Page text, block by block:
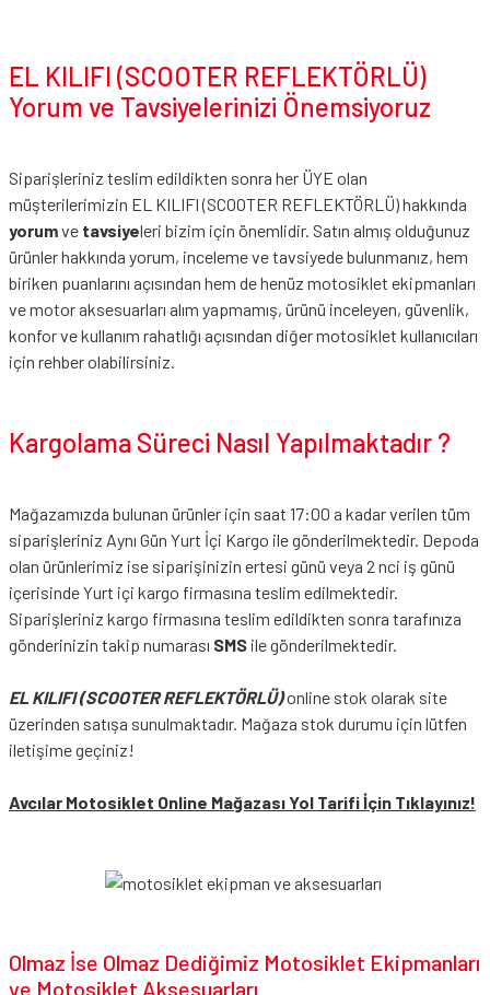
EL KILIFI (SCOOTER REFLEKTÖRLÜ)
Yorum ve Tavsiyelerinizi Önemsiyoruz
Siparişleriniz teslim edildikten sonra her ÜYE olan
müşterilerimizin EL KILIFI (SCOOTER REFLEKTÖRLÜ) hakkında
yorumve tavsiyeleri bizim için önemlidir. Satın almış olduğunuz
ürünler hakkında yorum, inceleme ve tavsiyede bulunmanız, hem
biriken puanlarını açısından hem de henüz motosiklet ekipmanları
ve motor aksesuarları alım yapmamış, ürünü inceleyen, güvenlik,
konfor ve kullanım rahatlığı açısından diğer motosiklet kullanıcıları
için rehber olabilirsiniz.
Kargolama Süreci Nasıl Yapılmaktadır ?
Mağazamızda bulunan ürünler için saat 17:00 a kadar verilen tüm
siparişleriniz Aynı Gün Yurt İçi Kargo ile gönderilmektedir. Depoda
olan ürünlerimiz ise siparişinizin ertesi günü veya 2 nci iş günü
içerisinde Yurt içi kargo firmasına teslim edilmektedir.
Siparişleriniz kargo firmasına teslim edildikten sonra tarafınıza
gönderinizin takip numarası SMS ile gönderilmektedir.
EL KILIFI (SCOOTER REFLEKTÖRLÜ)online stok olarak site
üzerinden satışa sunulmaktadır. Mağaza stok durumu için lütfen
iletişime geçiniz!
Avcılar Motosiklet Online Mağazası Yol Tarifi İçin Tıklayınız!
Olmaz İse Olmaz Dediğimiz Motosiklet Ekipmanları
ve Motosiklet Aksesuarları